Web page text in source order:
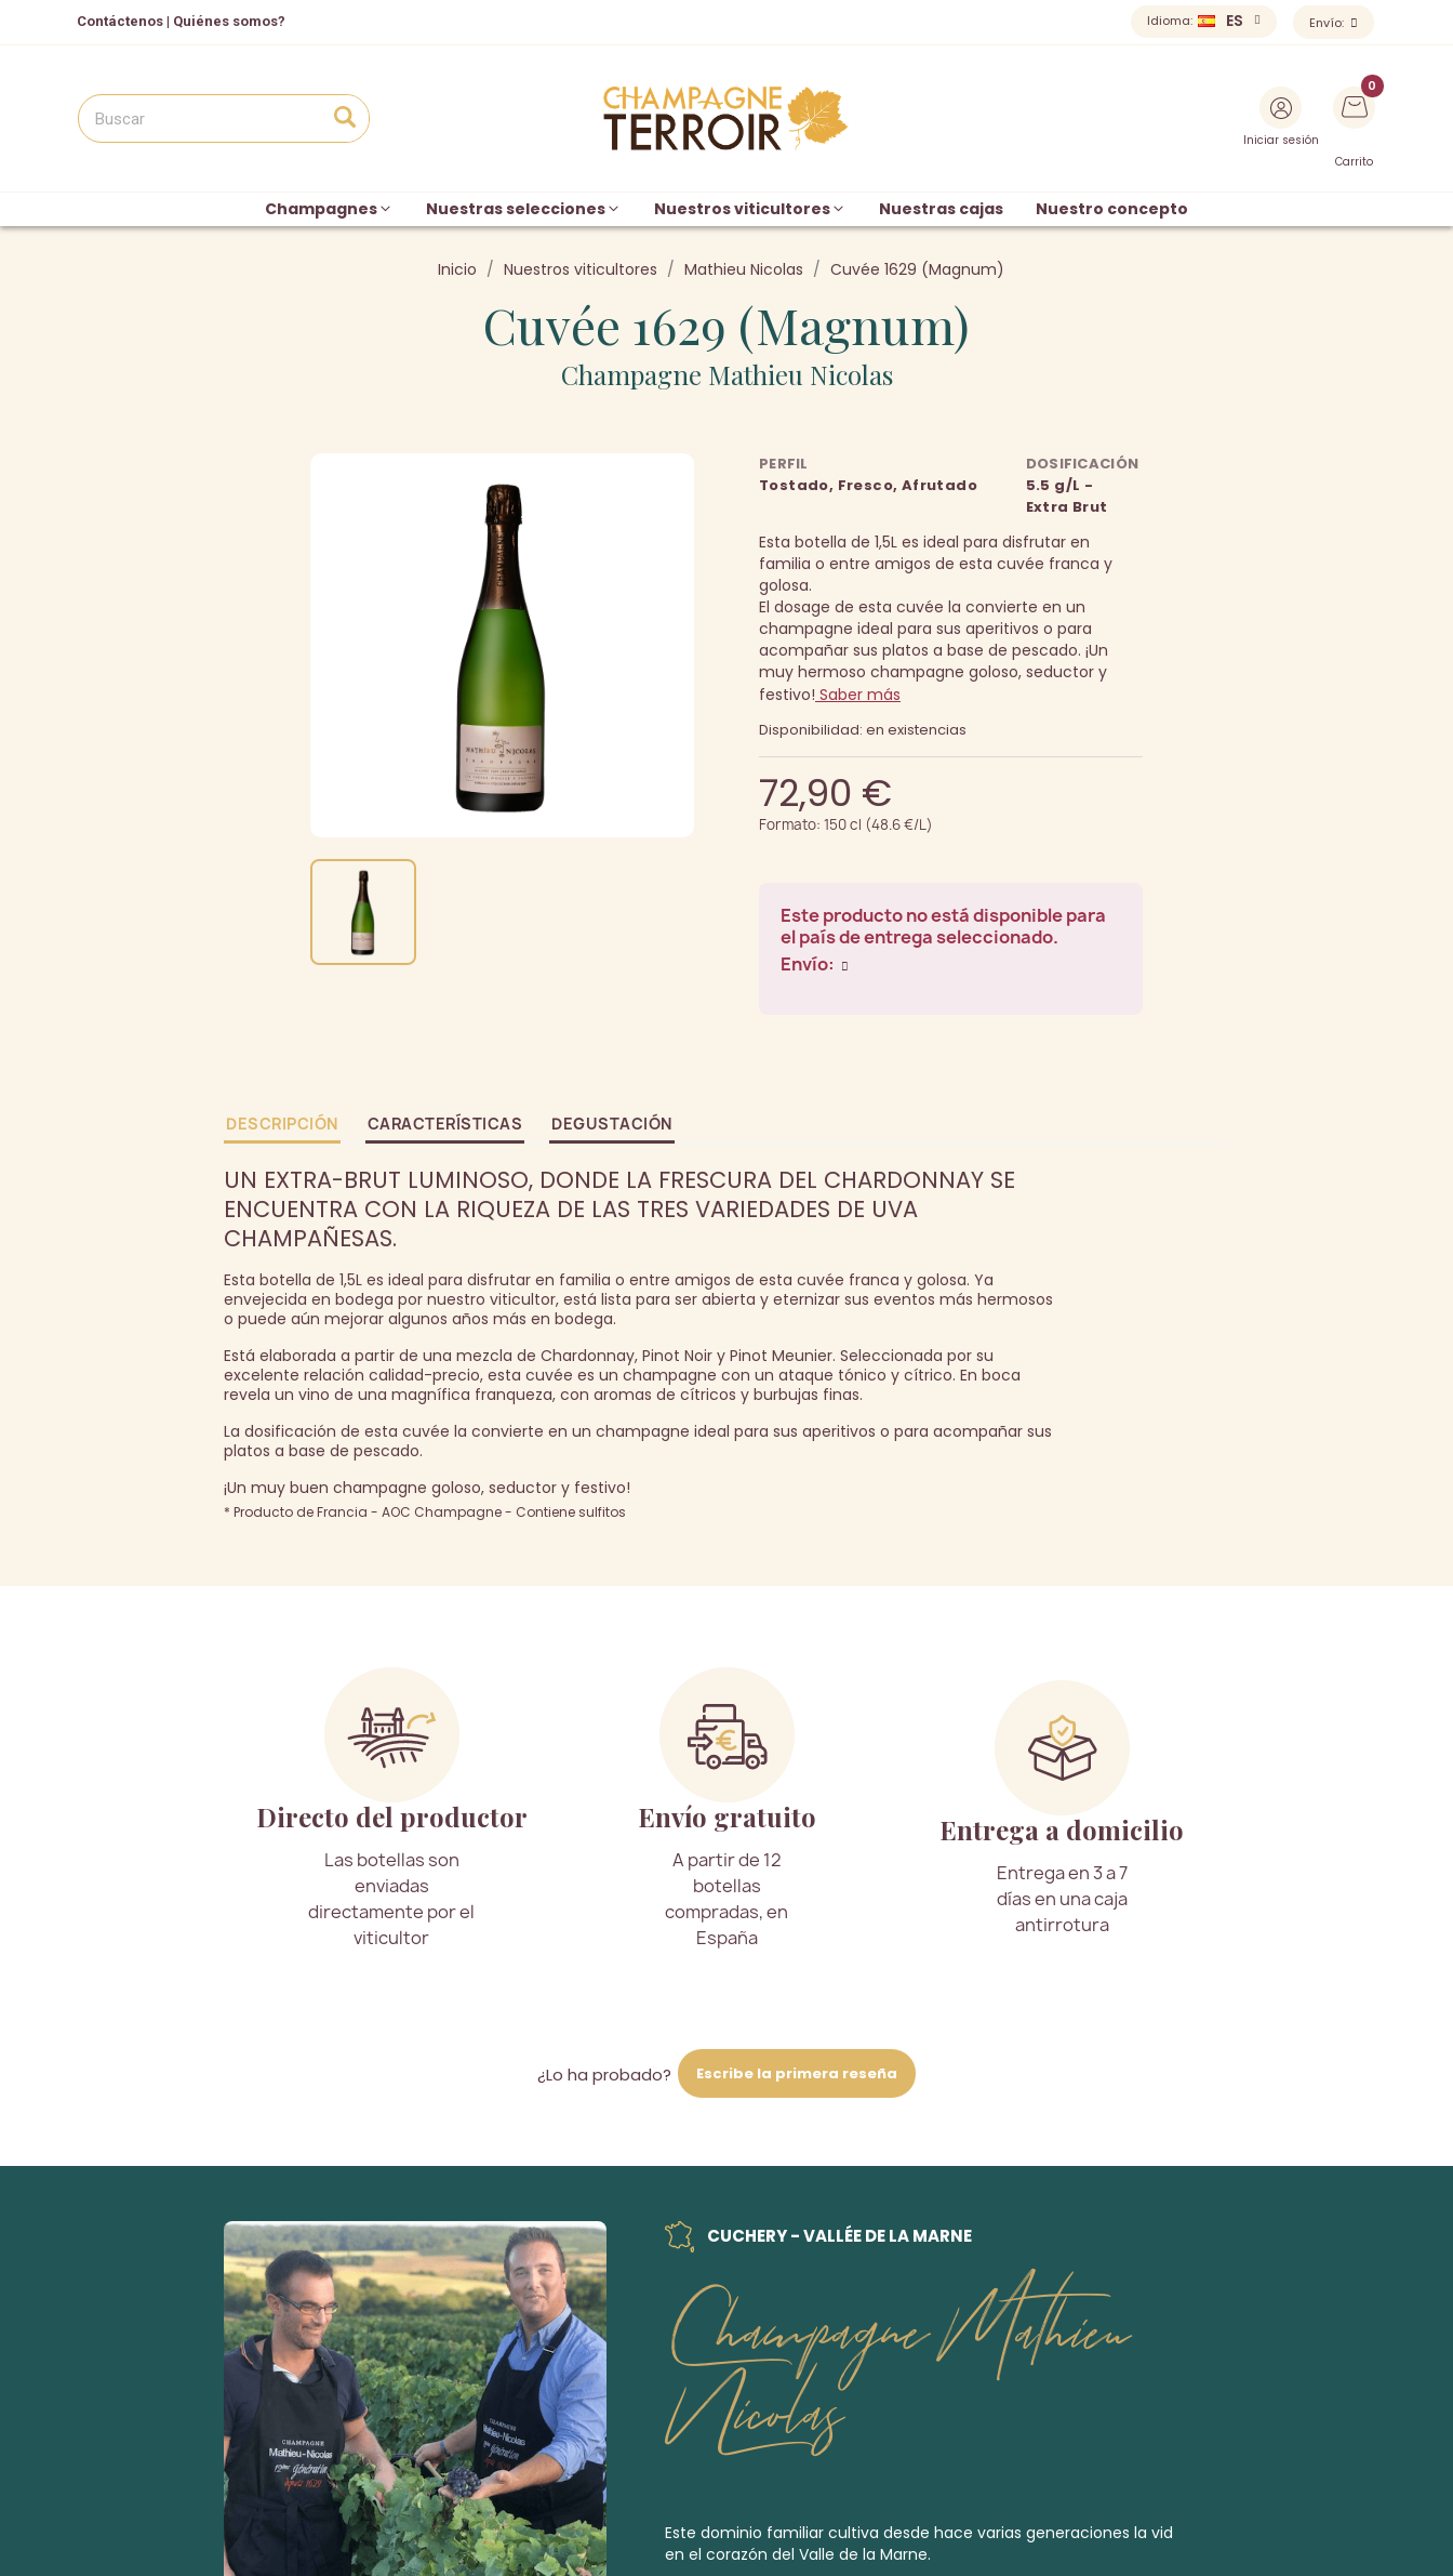
Contáctenos | Quiénes somos? Idioma: ES Envío:
Iniciar sesión
Carrito
Champagnes Nuestras selecciones Nuestros viticultores Nuestras cajas Nuestro concepto
Inicio Nuestros viticultores Mathieu Nicolas Cuvée 1629 (Magnum)
Cuvée 1629 (Magnum)
Champagne Mathieu Nicolas
PERFIL
Tostado, Fresco, Afrutado
DOSIFICACIÓN
5.5 g/L -
Extra Brut
Esta botella de 1,5L es ideal para disfrutar en
familia o entre amigos de esta cuvée franca y
golosa.
El dosage de esta cuvée la convierte en un
champagne ideal para sus aperitivos o para
acompañar sus platos a base de pescado. ¡Un
muy hermoso champagne goloso, seductor y
festivo! Saber más
Disponibilidad: en existencias
72,90 €
Formato: 150 cl (48.6 €/L)
Este producto no está disponible para
el país de entrega seleccionado.
Envío:
DESCRIPCIÓN CARACTERÍSTICAS DEGUSTACIÓN
UN EXTRA-BRUT LUMINOSO, DONDE LA FRESCURA DEL CHARDONNAY SE
ENCUENTRA CON LA RIQUEZA DE LAS TRES VARIEDADES DE UVA
CHAMPAÑESAS.
Esta botella de 1,5L es ideal para disfrutar en familia o entre amigos de esta cuvée franca y golosa. Ya
envejecida en bodega por nuestro viticultor, está lista para ser abierta y eternizar sus eventos más hermosos
o puede aún mejorar algunos años más en bodega.
Está elaborada a partir de una mezcla de Chardonnay, Pinot Noir y Pinot Meunier. Seleccionada por su
excelente relación calidad-precio, esta cuvée es un champagne con un ataque tónico y cítrico. En boca
revela un vino de una magnífica franqueza, con aromas de cítricos y burbujas finas.
La dosificación de esta cuvée la convierte en un champagne ideal para sus aperitivos o para acompañar sus
platos a base de pescado.
¡Un muy buen champagne goloso, seductor y festivo!
* Producto de Francia - AOC Champagne - Contiene sulfitos
Directo del productor
Las botellas son
enviadas
directamente por el
viticultor
Envío gratuito
A partir de 12
botellas
compradas, en
España
Entrega a domicilio
Entrega en 3 a 7
días en una caja
antirrotura
¿Lo ha probado? Escribe la primera reseña
CUCHERY - VALLÉE DE LA MARNE
Champagne Mathieu
Nicolas
Este dominio familiar cultiva desde hace varias generaciones la vid
en el corazón del Valle de la Marne.